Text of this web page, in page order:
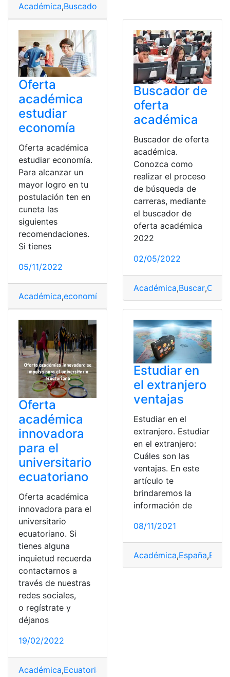
Académica,Buscador
Oferta
académica
estudiar
economía
Oferta académica
estudiar economía.
Para alcanzar un
mayor logro en tu
postulación ten en
cuneta las
siguientes
recomendaciones.
Si tienes
05/11/2022
Académica,economía Universidad
Buscador de
oferta
académica
Buscador de oferta
académica.
Conozca como
realizar el proceso
de búsqueda de
carreras, mediante
el buscador de
oferta académica
2022
02/05/2022
Académica,Buscar,
Oferta
académica
innovadora
para el
universitario
ecuatoriano
Oferta académica
innovadora para el
universitario
ecuatoriano. Si
tienes alguna
inquietud recuerda
contactarnos a
través de nuestras
redes sociales,
o regístrate y
déjanos
19/02/2022
Académica,Ecuatoriano
Estudiar en
el extranjero
ventajas
Estudiar en el
extranjero. Estudiar
en el extranjero:
Cuáles son las
ventajas. En este
artículo te
brindaremos la
información de
08/11/2021
Académica,España,